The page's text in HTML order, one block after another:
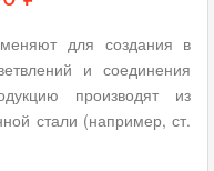
для создания в
и соединения
производят из
стали (например, ст.